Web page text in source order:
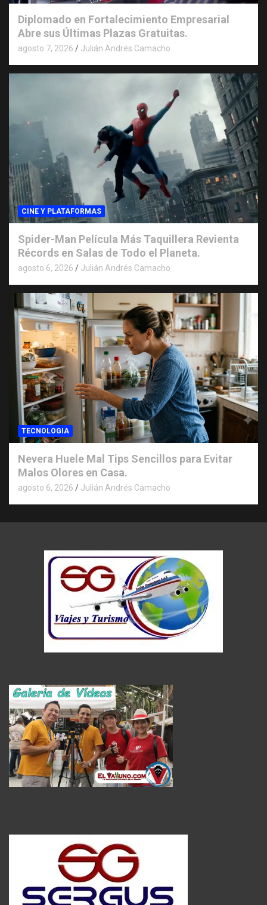
Diplomado en Fortalecimiento Empresarial
Abre sus Últimas Plazas Gratuitas.
agosto 7, 2026 Julián Andrés Camacho
CINE Y PLATAFORMAS
Spider-Man Película Más Taquillera Revienta
Récords en Salas de Todo el Planeta.
agosto 6, 2026 Julián Andrés Camacho
TECNOLOGIA
Nevera Huele Mal Tips Sencillos para Evitar
Malos Olores en Casa.
agosto 6, 2026 Julián Andrés Camacho